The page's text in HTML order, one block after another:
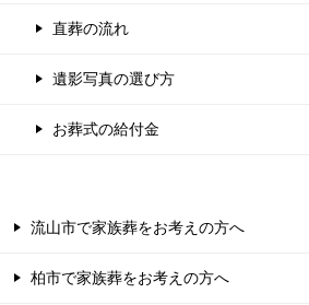
直葬の流れ
遺影写真の選び方
お葬式の給付金
流山市で家族葬をお考えの方へ
柏市で家族葬をお考えの方へ